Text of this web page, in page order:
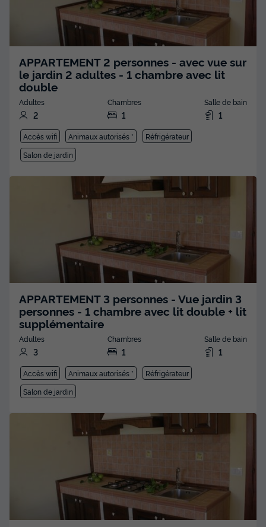
APPARTEMENT 2 personnes - avec vue sur
le jardin 2 adultes - 1 chambre avec lit
double
Adultes
2
Chambres
1
Salle de bain
1
Accès wifi Animaux autorisés *
Réfrigérateur
Salon de jardin
APPARTEMENT 3 personnes - Vue jardin 3
personnes - 1 chambre avec lit double + lit
supplémentaire
Adultes
3
Chambres
1
Salle de bain
1
Accès wifi Animaux autorisés *
Réfrigérateur
Salon de jardin